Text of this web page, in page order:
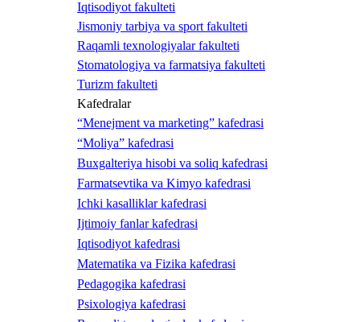
Iqtisodiyot fakulteti
Jismoniy tarbiya va sport fakulteti
Raqamli texnologiyalar fakulteti
Stomatologiya va farmatsiya fakulteti
Turizm fakulteti
Kafedralar
“Menejment va marketing” kafedrasi
“Moliya” kafedrasi
Buxgalteriya hisobi va soliq kafedrasi
Farmatsevtika va Kimyo kafedrasi
Ichki kasalliklar kafedrasi
Ijtimoiy fanlar kafedrasi
Iqtisodiyot kafedrasi
Matematika va Fizika kafedrasi
Pedagogika kafedrasi
Psixologiya kafedrasi